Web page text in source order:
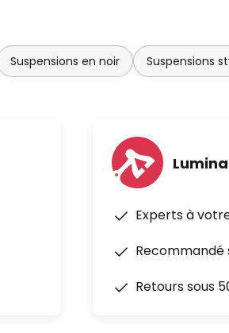
Suspensions en noir Suspensions
Experts à
Recommandé
Retours sous